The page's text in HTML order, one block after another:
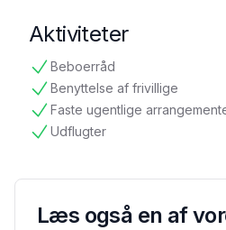
Aktiviteter
Beboerråd
tilgængelig
Benyttelse af frivillige
tilgængelig
Faste ugentlige
tilgængelig
Udflugter
tilgængelig
Læs også en af